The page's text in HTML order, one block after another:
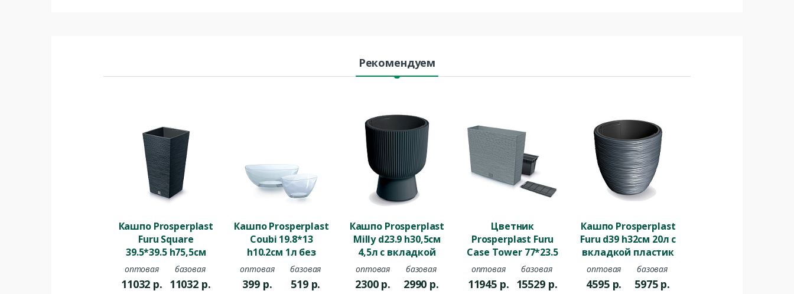
Рекомендуем
Кашпо Prosperplast
Furu Square
39.5*39.5 h75,5см
37л с вкладкой
пластик
антрацитовый
оптовая
11032 р.
базовая
11032 р.
Кашпо Prosperplast
Coubi 19.8*13
h10.2см 1л без
вкладки пластик
прозрачный
оптовая
399 р.
базовая
519 р.
Кашпо Prosperplast
Milly d23.9 h30,5см
4,5л c вкладкой
пластик
антрацитовый
оптовая
2300 р.
базовая
2990 р.
Цветник
Prosperplast Furu
Case Tower 77*23.5
h68.6см 27л с
вкладкой пластик
бетон
оптовая
11945 р.
базовая
15529 р.
Кашпо Prosperplast
Furu d39 h32см 20л с
вкладкой пластик
антрацитовый
оптовая
4595 р.
базовая
5975 р.